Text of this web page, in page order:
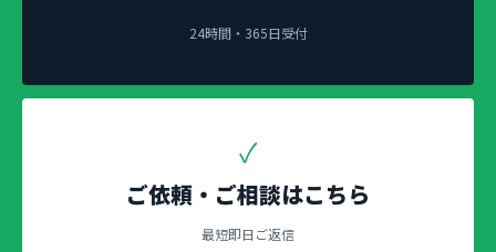
24時間・365日受付
✓
ご依頼・ご相談はこちら
最短即日ご返信